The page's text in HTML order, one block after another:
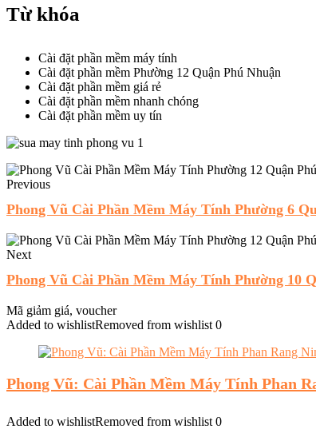
Từ khóa
Cài đặt phần mềm máy tính
Cài đặt phần mềm Phường 12 Quận Phú Nhuận
Cài đặt phần mềm giá rẻ
Cài đặt phần mềm nhanh chóng
Cài đặt phần mềm uy tín
Previous
Phong Vũ Cài Phần Mềm Máy Tính Phường 6
Next
Phong Vũ Cài Phần Mềm Máy Tính Phường 10
Mã giảm giá, voucher
Added to wishlistRemoved from wishlist 0
Phong Vũ: Cài Phần Mềm Máy Tính Phan
Added to wishlistRemoved from wishlist 0